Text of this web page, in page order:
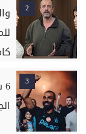
2
3